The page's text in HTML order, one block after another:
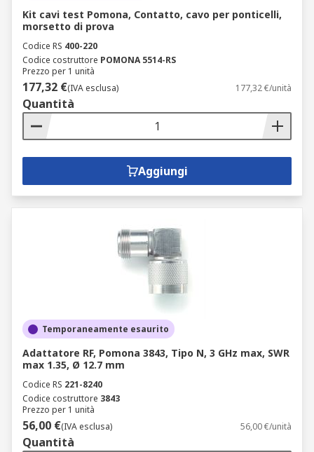
Kit cavi test Pomona, Contatto, cavo per ponticelli,
morsetto di prova
Codice RS 400-220
Codice costruttore POMONA 5514-RS
Prezzo per 1 unità
177,32 €(IVA esclusa) 177,32 €/unità
Quantità
Aggiungi
Temporaneamente esaurito
Adattatore RF, Pomona 3843, Tipo N, 3 GHz max, SWR
max 1.35, Ø 12.7 mm
Codice RS 221-8240
Codice costruttore 3843
Prezzo per 1 unità
56,00 €(IVA esclusa) 56,00 €/unità
Quantità